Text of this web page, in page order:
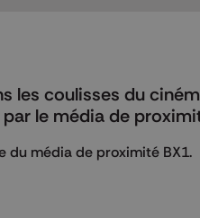
les coulisses du
le média de
du média de proximité BX1.